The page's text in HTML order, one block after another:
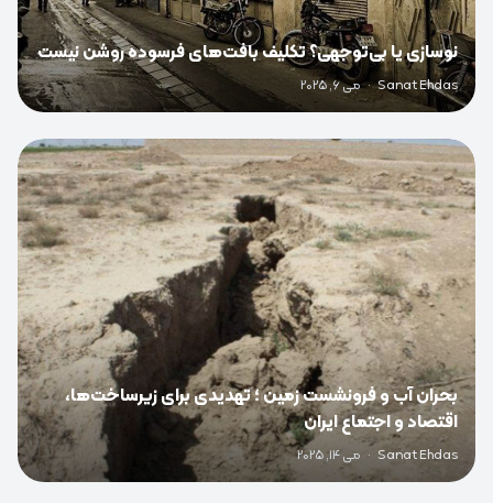
نوسازی یا بی‌توجهی؟ تکلیف بافت‌های فرسوده روشن نیست
Sanat Ehdas
· می 6, 2025
0
بحران آب و فرونشست زمین ؛ تهدیدی برای زیرساخت‌ها،
اقتصاد و اجتماع ایران
Sanat Ehdas
· می 14, 2025